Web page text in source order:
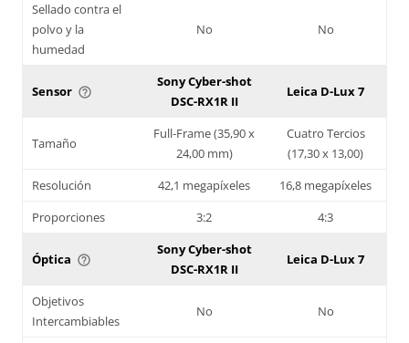
Sellado contra el
polvo y la
humedad
No No
Sensor help_outline
Sony Cyber-shot
DSC-RX1R II
Leica D-Lux 7
Tamaño
Full-Frame (35,90 x
24,00 mm)
Cuatro Tercios
(17,30 x 13,00)
Resolución
42,1 megapíxeles
16,8 megapíxeles
Proporciones
3:2 4:3
Óptica help_outline
Sony Cyber-shot
DSC-RX1R II
Leica D-Lux 7
Objetivos
Intercambiables
No No